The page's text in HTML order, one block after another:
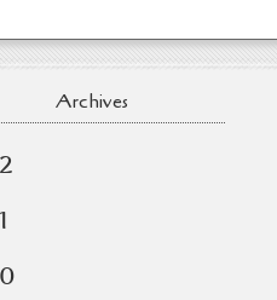
Archives